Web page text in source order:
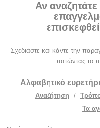
Αν
Σχεδιάστε και κάντε την
πατώντας το
Αλφαβητικό
Αναζήτηση
/
Τα